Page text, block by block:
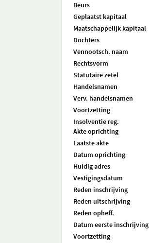
Beurs
Geplaatst kapitaal
Maatschappelijk kapitaal
Dochters
Vennootsch. naam
Rechtsvorm
Statutaire zetel
Handelsnamen
Verv. handelsnamen
Voortzetting
Insolventie reg.
Akte oprichting
Laatste akte
Datum oprichting
Huidig adres
Vestigingsdatum
Reden inschrijving
Reden uitschrijving
Reden opheff.
Datum eerste inschrijving
Voortzetting